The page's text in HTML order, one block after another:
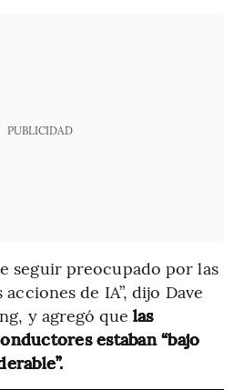
PUBLICIDAD
seguir preocupado por las
de IA”, dijo Dave
y agregó que las
estaban “bajo